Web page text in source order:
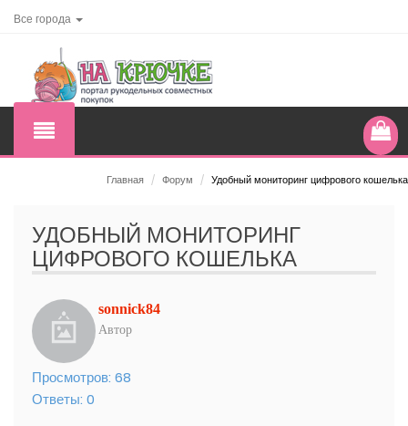
Все города
Главная / Форум / Удобный мониторинг цифрового кошелька
УДОБНЫЙ МОНИТОРИНГ
ЦИФРОВОГО КОШЕЛЬКА
sonnick84
Автор
Просмотров: 68
Ответы: 0